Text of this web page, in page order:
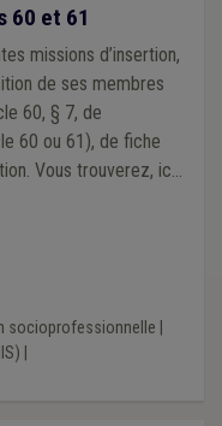
60 et 61
missions d’insertion,
de ses membres
60, § 7, de
60 ou 61), de fiche
ici,
de 2025.
socioprofessionnelle